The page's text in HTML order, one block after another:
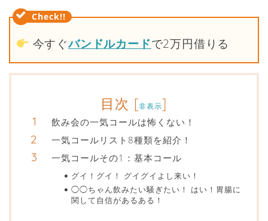
今すぐバンドルカードで2万円借りる
目次 [非表示]
飲み会の一気コールは怖くない！
一気コールリスト8種類を紹介！
一気コールその1：基本コール
グイ！グイ！ グイグイよし来い！
◯◯ちゃん飲みたい騒ぎたい！ はい！胃腸に
関して自信があるある！